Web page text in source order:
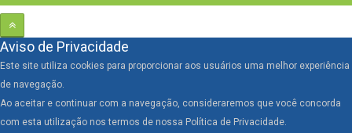
Aviso de Privacidade
Este site utiliza cookies para proporcionar aos usuários uma melhor experiência
de navegação.
Ao aceitar e continuar com a navegação, consideraremos que você concorda
com esta utilização nos termos de nossa Política de Privacidade.